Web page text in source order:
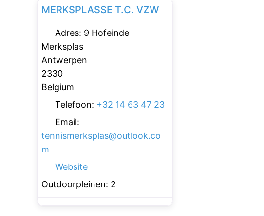
MERKSPLASSE T.C. VZW
Adres: 9 Hofeinde
Merksplas
Antwerpen
2330
Belgium
Telefoon: +32 14 63 47 23
Email:
tennismerksplas@outlook.co
m
Website
Outdoorpleinen: 2